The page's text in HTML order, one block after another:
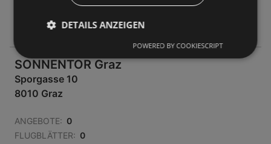
09:00-17:00 Uhr
Sonntag
12:30-17:00 Uhr
SONNENTOR Graz
Sporgasse 10
8010 Graz
ANGEBOTE: 0
FLUGBLÄTTER: 0
DETAILS ANZEIGEN
POWERED BY COOKIESCRIPT